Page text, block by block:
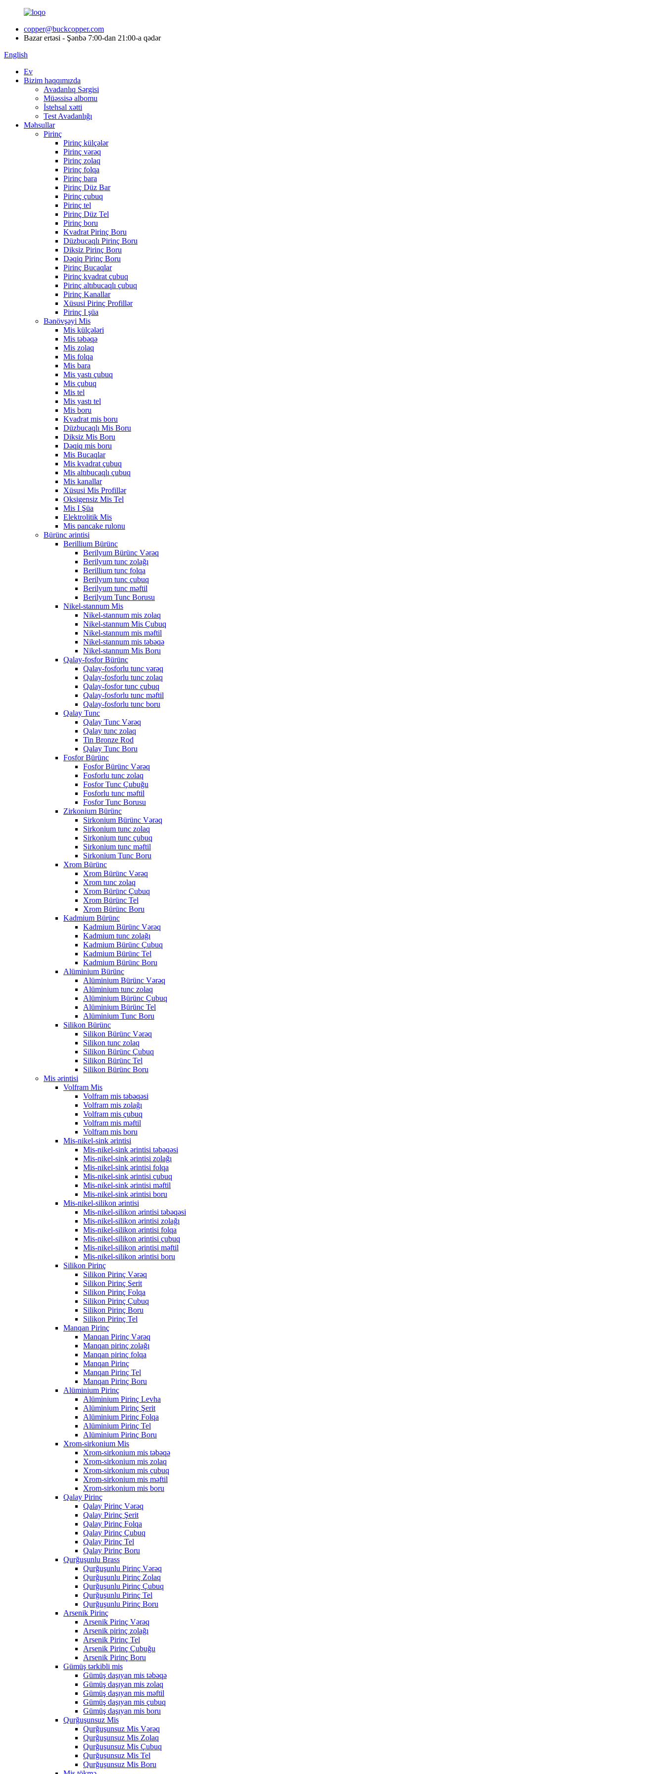
copper@buckcopper.com
Bazar ertəsi - Şənbə 7:00-dan 21:00-a qədər
English
Ev
Bizim haqqımızda
Avadanlıq Sərgisi
Müəssisə albomu
İstehsal xətti
Test Avadanlığı
Məhsullar
Pirinç
Pirinç külçələr
Pirinç vərəq
Pirinç zolaq
Pirinç folqa
Pirinç bara
Pirinç Düz Bar
Pirinç çubuq
Pirinç tel
Pirinç Düz Tel
Pirinç boru
Kvadrat Pirinç Boru
Düzbucaqlı Pirinç Boru
Diksiz Pirinç Boru
Dəqiq Pirinç Boru
Pirinç Bucaqlar
Pirinç kvadrat çubuq
Pirinç altıbucaqlı çubuq
Pirinç Kanallar
Xüsusi Pirinç Profillər
Pirinç I şüa
Bənövşəyi Mis
Mis külçələri
Mis təbəqə
Mis zolaq
Mis folqa
Mis bara
Mis yastı çubuq
Mis çubuq
Mis tel
Mis yastı tel
Mis boru
Kvadrat mis boru
Düzbucaqlı Mis Boru
Diksiz Mis Boru
Dəqiq mis boru
Mis Bucaqlar
Mis kvadrat çubuq
Mis altıbucaqlı çubuq
Mis kanallar
Xüsusi Mis Profillər
Oksigensiz Mis Tel
Mis I Şüa
Elektrolitik Mis
Mis pancake rulonu
Bürünc ərintisi
Berillium Bürünc
Berilyum Bürünc Vərəq
Berilyum tunc zolağı
Berillium tunc folqa
Berilyum tunc çubuq
Berilyum tunc məftil
Berilyum Tunc Borusu
Nikel-stannum Mis
Nikel-stannum mis zolaq
Nikel-stannum Mis Çubuq
Nikel-stannum mis məftil
Nikel-stannum mis təbəqə
Nikel-stannum Mis Boru
Qalay-fosfor Bürünc
Qalay-fosforlu tunc vərəq
Qalay-fosforlu tunc zolaq
Qalay-fosfor tunc çubuq
Qalay-fosforlu tunc məftil
Qalay-fosforlu tunc boru
Qalay Tunc
Qalay Tunc Vərəq
Qalay tunc zolaq
Tin Bronze Rod
Qalay Tunc Boru
Fosfor Bürünc
Fosfor Bürünc Vərəq
Fosforlu tunc zolaq
Fosfor Tunc Çubuğu
Fosforlu tunc məftil
Fosfor Tunc Borusu
Zirkonium Bürünc
Sirkonium Bürünc Vərəq
Sirkonium tunc zolaq
Sirkonium tunc çubuq
Sirkonium tunc məftil
Sirkonium Tunc Boru
Xrom Bürünc
Xrom Bürünc Vərəq
Xrom tunc zolaq
Xrom Bürünc Çubuq
Xrom Bürünc Tel
Xrom Bürünc Boru
Kadmium Bürünc
Kadmium Bürünc Vərəq
Kadmium tunc zolağı
Kadmium Bürünc Çubuq
Kadmium Bürünc Tel
Kadmium Bürünc Boru
Alüminium Bürünc
Alüminium Bürünc Vərəq
Alüminium tunc zolaq
Alüminium Bürünc Çubuq
Alüminium Bürünc Tel
Alüminium Tunc Boru
Silikon Bürünc
Silikon Bürünc Vərəq
Silikon tunc zolaq
Silikon Bürünc Çubuq
Silikon Bürünc Tel
Silikon Bürünc Boru
Mis ərintisi
Volfram Mis
Volfram mis təbəqəsi
Volfram mis zolağı
Volfram mis çubuq
Volfram mis məftil
Volfram mis boru
Mis-nikel-sink ərintisi
Mis-nikel-sink ərintisi təbəqəsi
Mis-nikel-sink ərintisi zolağı
Mis-nikel-sink ərintisi folqa
Mis-nikel-sink ərintisi çubuq
Mis-nikel-sink ərintisi məftil
Mis-nikel-sink ərintisi boru
Mis-nikel-silikon ərintisi
Mis-nikel-silikon ərintisi təbəqəsi
Mis-nikel-silikon ərintisi zolağı
Mis-nikel-silikon ərintisi folqa
Mis-nikel-silikon ərintisi çubuq
Mis-nikel-silikon ərintisi məftil
Mis-nikel-silikon ərintisi boru
Silikon Pirinç
Silikon Pirinç Vərəq
Silikon Pirinç Şerit
Silikon Pirinç Folqa
Silikon Pirinç Çubuq
Silikon Pirinç Boru
Silikon Pirinç Tel
Manqan Pirinç
Manqan Pirinç Vərəq
Manqan pirinç zolağı
Manqan pirinç folqa
Manqan Pirinç
Manqan Pirinç Tel
Manqan Pirinç Boru
Alüminium Pirinç
Alüminium Pirinç Levha
Alüminium Pirinç Şerit
Alüminium Pirinç Folqa
Alüminium Pirinç Tel
Alüminium Pirinç Boru
Xrom-sirkonium Mis
Xrom-sirkonium mis təbəqə
Xrom-sirkonium mis zolaq
Xrom-sirkonium mis çubuq
Xrom-sirkonium mis məftil
Xrom-sirkonium mis boru
Qalay Pirinç
Qalay Pirinç Vərəq
Qalay Pirinç Şerit
Qalay Pirinç Folqa
Qalay Pirinç Çubuq
Qalay Pirinç Tel
Qalay Pirinç Boru
Qurğuşunlu Brass
Qurğuşunlu Pirinç Vərəq
Qurğuşunlu Pirinç Zolaq
Qurğuşunlu Pirinç Çubuq
Qurğuşunlu Pirinç Tel
Qurğuşunlu Pirinç Boru
Arsenik Pirinç
Arsenik Pirinç Vərəq
Arsenik pirinç zolağı
Arsenik Pirinç Tel
Arsenik Pirinç Çubuğu
Arsenik Pirinç Boru
Gümüş tərkibli mis
Gümüş daşıyan mis təbəqə
Gümüş daşıyan mis zolaq
Gümüş daşıyan mis məftil
Gümüş daşıyan mis çubuq
Gümüş daşıyan mis boru
Qurğuşunsuz Mis
Qurğuşunsuz Mis Vərəq
Qurğuşunsuz Mis Zolaq
Qurğuşunsuz Mis Çubuq
Qurğuşunsuz Mis Tel
Qurğuşunsuz Mis Boru